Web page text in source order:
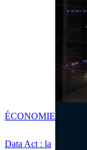
Data Act : la
ÉCONOMIE